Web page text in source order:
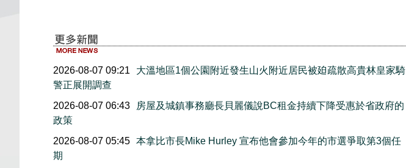
2026-08-07 09:21
大溫地區1個公園附近發生山火附近居民被廹疏散高貴林皇家騎
警正展開調查
2026-08-07 06:43
房屋及城鎮事務廳長貝麗儀說BC租金持續下降受惠於省政府的
政策
2026-08-07 05:45 本拿比市長Mike Hurley 宣布他會參加今年的市選爭取第3個任
期